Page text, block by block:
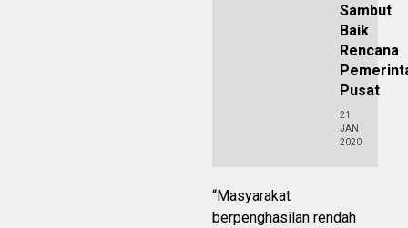
Sambut
Baik
Rencana
Pusat
21
JAN
2020
“Masyarakat
berpenghasilan rendah